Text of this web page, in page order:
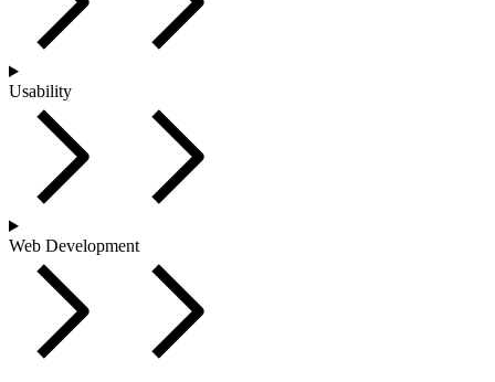
Usability
Web Development